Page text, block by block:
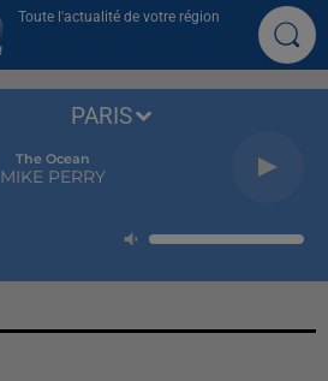
Toute l'actualité de votre région
The Ocean
MIKE PERRY
PARIS